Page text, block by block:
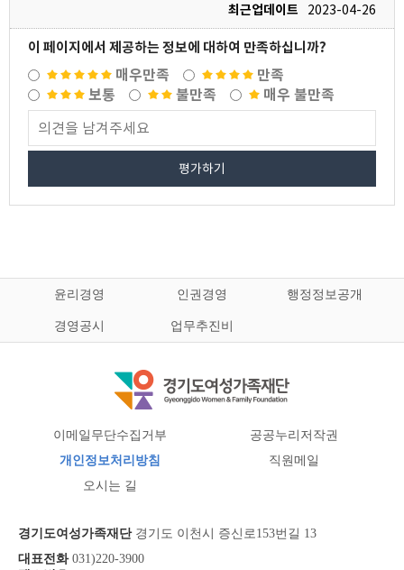
최근업데이트
2023-04-26
이 페이지에서 제공하는 정보에 대하여 만족하십니까?
매우만족
만족
보통
불만족 매우 불만족
평가하기
윤리경영 인권경영 행정정보공개
경영공시 업무추진비
이메일무단수집거부
공공누리저작권
개인정보처리방침
직원메일
오시는 길
경기도여성가족재단경기도 이천시 증신로153번길 13
대표전화031)220-3900